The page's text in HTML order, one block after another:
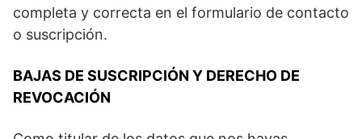
completa y correcta en el formulario de contacto
o suscripción.
BAJAS DE SUSCRIPCIÓN Y DERECHO DE
REVOCACIÓN